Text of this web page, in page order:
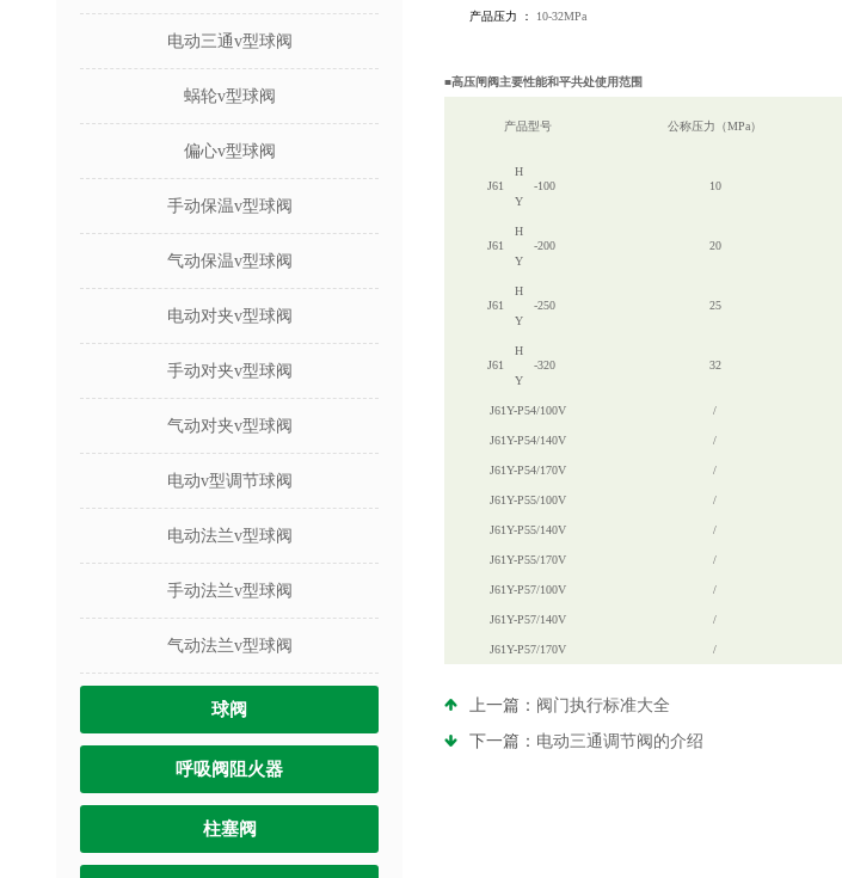
电动三通v型球阀
蜗轮v型球阀
偏心v型球阀
手动保温v型球阀
气动保温v型球阀
电动对夹v型球阀
手动对夹v型球阀
气动对夹v型球阀
电动v型调节球阀
电动法兰v型球阀
手动法兰v型球阀
气动法兰v型球阀
球阀
呼吸阀阻火器
柱塞阀
产品压力 ： 10-32MPa
■高压闸阀主要性能和平共处使用范围
产品型号 公称压力（MPa）
J61
H
-100
Y
10
J61
H
-200
Y
20
J61
H
-250
Y
25
J61
H
-320
Y
32
J61Y-P54/100V /
J61Y-P54/140V /
J61Y-P54/170V /
J61Y-P55/100V /
J61Y-P55/140V /
J61Y-P55/170V /
J61Y-P57/100V /
J61Y-P57/140V /
J61Y-P57/170V /
上一篇： 阀门执行标准大全
下一篇： 电动三通调节阀的介绍